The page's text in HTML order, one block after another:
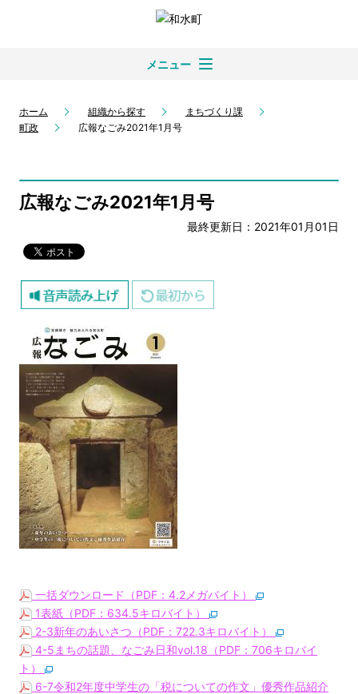
メニュー
ホーム 組織から探す
まちづくり課
町政
広報なごみ2021年1月号
広報なごみ2021年1月号
最終更新日：2021年01月01日
一括ダウンロード（PDF：4.2メガバイト）
1表紙（PDF：634.5キロバイト）
2-3新年のあいさつ（PDF：722.3キロバイト）
4-5まちの話題、なごみ日和vol.18（PDF：706キロバイ
ト）
6-7令和2年度中学生の「税についての作文」優秀作品紹介